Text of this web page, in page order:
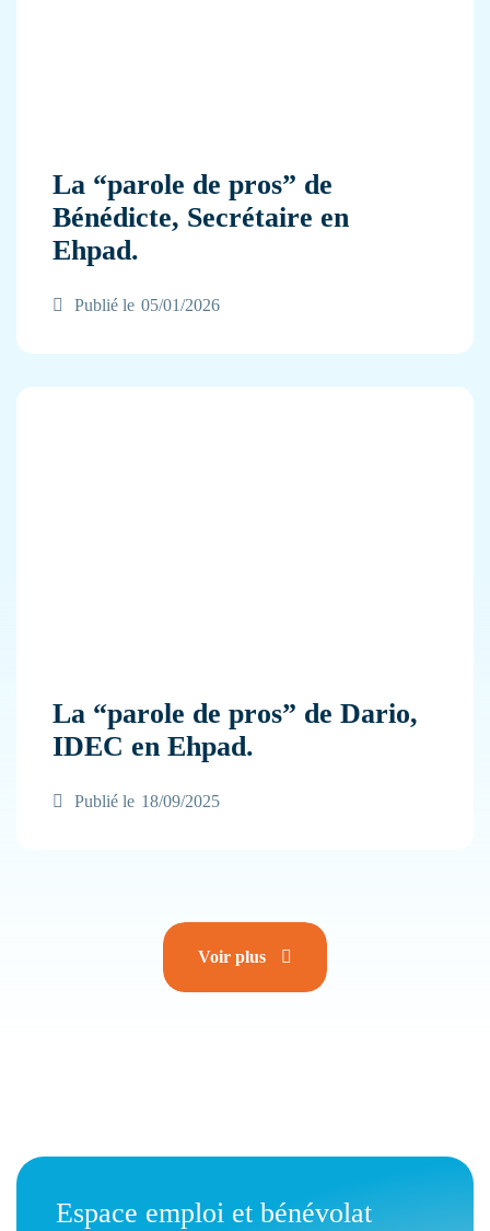
La “parole de pros” de
Bénédicte, Secrétaire en
Ehpad.
Publié le 05/01/2026
La “parole de pros” de Dario,
IDEC en Ehpad.
Publié le 18/09/2025
Voir plus
Espace emploi et bénévolat